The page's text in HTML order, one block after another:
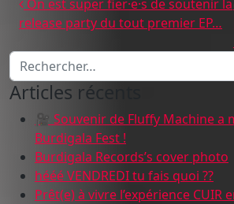
Navigation des articles
On est super fier·e·s de soutenir la
release party du tout premier EP…
Recherche pour :
Articles récents
🎥 Souvenir de Fluffy Machine a
Burdigala Fest !
Burdigala Records’s cover photo
hééé VENDREDI tu fais quoi ??
Prêt(e) à vivre l’expérience CUIR